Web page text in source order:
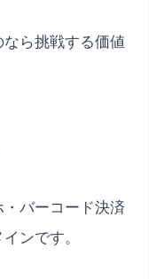
ら挑戦する価値
バーコード決済
ンです。